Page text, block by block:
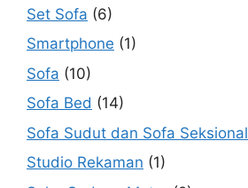
Set Sofa (6)
Smartphone (1)
Sofa (10)
Sofa Bed (14)
Sofa Sudut dan Sofa Seksional
Studio Rekaman (1)